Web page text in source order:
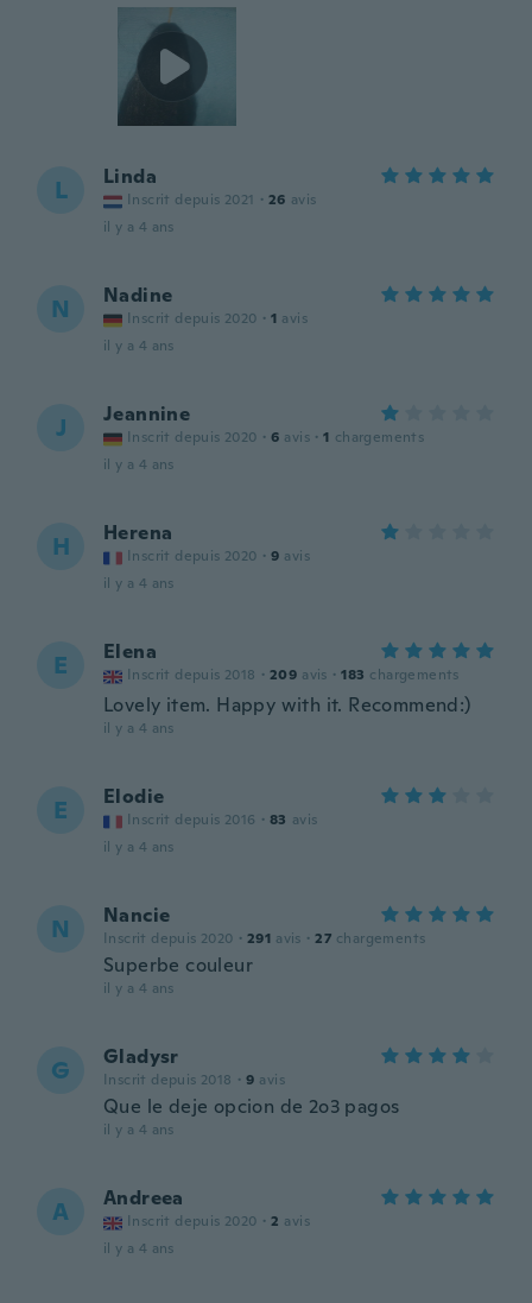
L Linda
Inscrit depuis 2021 · 26 avis
il y a 4 ans
N Nadine
Inscrit depuis 2020 · 1 avis
il y a 4 ans
J Jeannine
Inscrit depuis 2020 · 6 avis · 1 chargements
il y a 4 ans
H Herena
Inscrit depuis 2020 · 9 avis
il y a 4 ans
E Elena
Inscrit depuis 2018 · 209 avis · 183 chargements
Lovely item. Happy with it. Recommend:)
il y a 4 ans
E Elodie
Inscrit depuis 2016 · 83 avis
il y a 4 ans
N Nancie
Inscrit depuis 2020 · 291 avis · 27 chargements
Superbe couleur
il y a 4 ans
G Gladysr
Inscrit depuis 2018 · 9 avis
Que le deje opcion de 2o3 pagos
il y a 4 ans
A Andreea
Inscrit depuis 2020 · 2 avis
il y a 4 ans